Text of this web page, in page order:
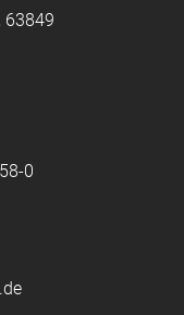
63849
0